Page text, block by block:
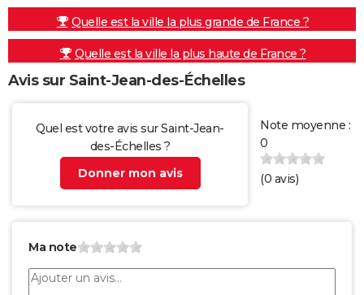
Quelle est la ville la plus grande de France ?
Quelle est la ville la plus haute de France ?
Avis sur Saint-Jean-des-Échelles
Quel est votre avis sur Saint-Jean-
des-Échelles ?
Donner mon avis
Note moyenne :
0
(0 avis)
Ma note